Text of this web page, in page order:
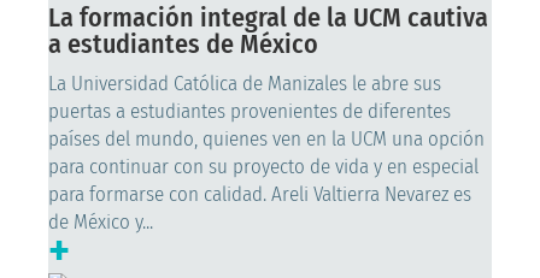
La formación integral de la UCM cautiva
a estudiantes de México
La Universidad Católica de Manizales le abre sus
puertas a estudiantes provenientes de diferentes
países del mundo, quienes ven en la UCM una opción
para continuar con su proyecto de vida y en especial
para formarse con calidad. Areli Valtierra Nevarez es
de México y...
+